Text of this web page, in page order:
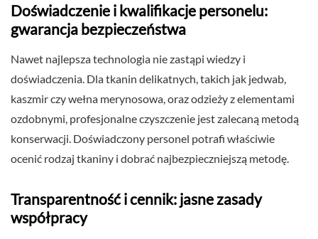
Doświadczenie i kwalifikacje personelu:
gwarancja bezpieczeństwa
Nawet najlepsza technologia nie zastąpi wiedzy i
doświadczenia. Dla tkanin delikatnych, takich jak jedwab,
kaszmir czy wełna merynosowa, oraz odzieży z elementami
ozdobnymi, profesjonalne czyszczenie jest zalecaną metodą
konserwacji. Doświadczony personel potrafi właściwie
ocenić rodzaj tkaniny i dobrać najbezpieczniejszą metodę.
Transparentność i cennik: jasne zasady
współpracy